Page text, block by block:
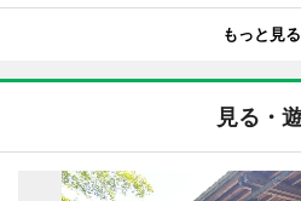
もっと見る
見る・